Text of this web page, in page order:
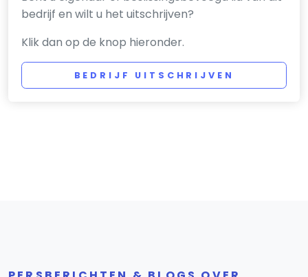
bedrijf en wilt u het uitschrijven?
Klik dan op de knop hieronder.
BEDRIJF UITSCHRIJVEN